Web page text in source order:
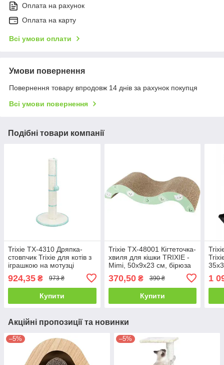
Оплата на рахунок
Оплата на карту
Всі умови оплати
Умови повернення
Повернення товару впродовж 14 днів за рахунок покупця
Всі умови повернення
Подібні товари компанії
Trixie TX-4310 Дряпка-
стовпчик Trixie для котів з
іграшкою на мотузці
924,35 ₴ 973 ₴
Купити
Trixie TX-48001 Кігтеточка-
хвиля для кішки TRIXIE -
Mimi, 50х9х23 см, бірюза
370,50₴ 390 ₴
Купити
1
Акційні пропозиції та новинки
–5% –5%